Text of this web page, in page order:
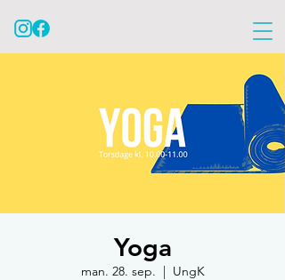
Yoga
man. 28. sep.
  |
UngK